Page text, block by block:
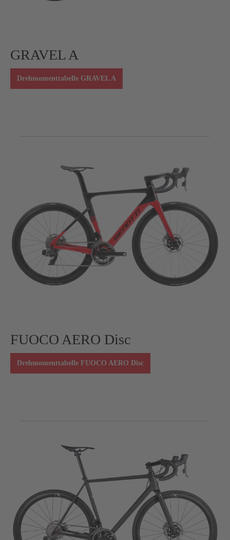
GRAVEL A
Drehmomenttabelle GRAVEL A
FUOCO AERO Disc
Drehmomenttabelle FUOCO AERO Disc